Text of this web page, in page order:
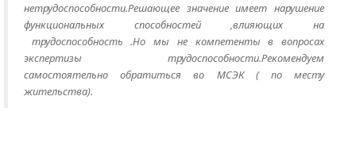
нетрудоспособности.Решающее значение имеет нарушение
функциональных способностей ,влияющих на
трудоспособность .Но мы не компетенты в вопросах
экспертизы трудоспособности.Рекомендуем
самостоятельно обратиться во МСЭК ( по месту
жительства).